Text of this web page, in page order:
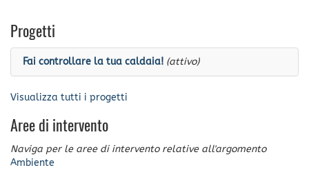
Progetti
Fai controllare la tua caldaia! (attivo)
Visualizza tutti i progetti
Aree di intervento
Naviga per le aree di intervento relative all'argomento
Ambiente